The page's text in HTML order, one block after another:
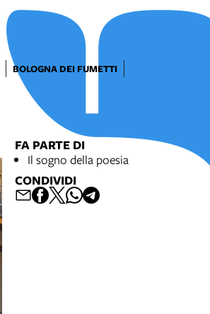
BOLOGNA DEI FUMETTI
FA PARTE DI
Il sogno della poesia
CONDIVIDI